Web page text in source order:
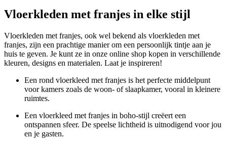
Vloerkleden met franjes in elke stijl
Vloerkleden met franjes, ook wel bekend als vloerkleden met
franjes, zijn een prachtige manier om een persoonlijk tintje aan je
huis te geven. Je kunt ze in onze online shop kopen in verschillende
kleuren, designs en materialen. Laat je inspireren!
Een rond vloerkleed met franjes is het perfecte middelpunt
voor kamers zoals de woon- of slaapkamer, vooral in kleinere
ruimtes.
Een vloerkleed met franjes in boho-stijl creëert een
ontspannen sfeer. De speelse lichtheid is uitnodigend voor jou
en je gasten.